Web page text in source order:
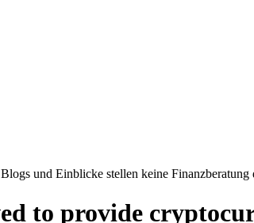
und Einblicke stellen keine Finanzberatung
to provide